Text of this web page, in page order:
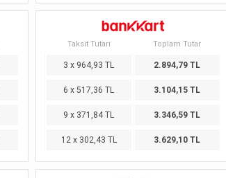
Taksit Tutarı Toplam Tutar
3 x 964,93 TL 2.894,79 TL
6 x 517,36 TL 3.104,15 TL
9 x 371,84 TL 3.346,59 TL
12 x 302,43 TL 3.629,10 TL